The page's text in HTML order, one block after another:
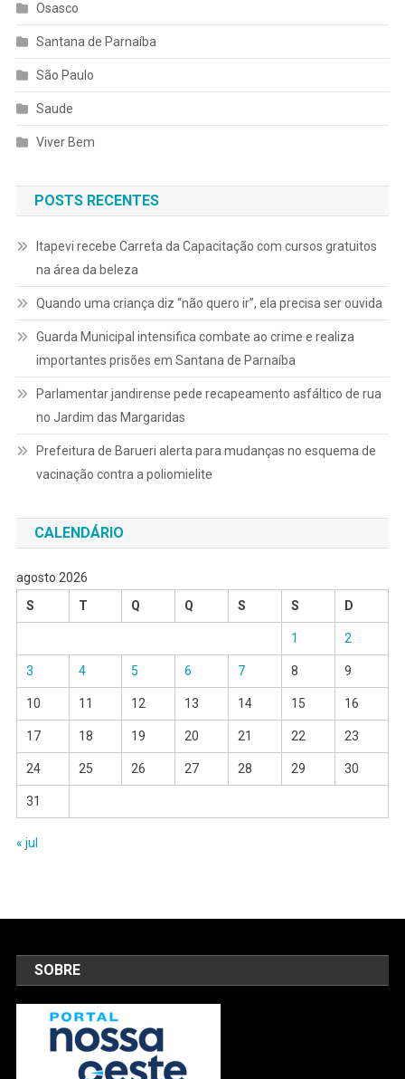
Osasco
Santana de Parnaíba
São Paulo
Saude
Viver Bem
POSTS RECENTES
Itapevi recebe Carreta da Capacitação com cursos gratuitos
na área da beleza
Quando uma criança diz “não quero ir”, ela precisa ser ouvida
Guarda Municipal intensifica combate ao crime e realiza
importantes prisões em Santana de Parnaíba
Parlamentar jandirense pede recapeamento asfáltico de rua
no Jardim das Margaridas
Prefeitura de Barueri alerta para mudanças no esquema de
vacinação contra a poliomielite
CALENDÁRIO
agosto 2026
S
T Q Q S S D
1 2
3 4 5 6 7 8 9
10 11 12 13 14 15 16
17 18 19 20 21 22 23
24 25 26 27 28 29 30
31
« jul
SOBRE